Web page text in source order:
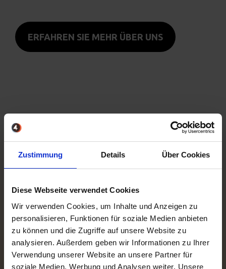
Zustimmung Details Über Cookies
Diese Webseite verwendet Cookies
Wir verwenden Cookies, um Inhalte und Anzeigen zu
personalisieren, Funktionen für soziale Medien anbieten
zu können und die Zugriffe auf unsere Website zu
analysieren. Außerdem geben wir Informationen zu Ihrer
Verwendung unserer Website an unsere Partner für
soziale Medien, Werbung und Analysen weiter. Unsere
ERFAHREN SIE MEHR ÜBER UNS
Zahlen, die für uns
sprechen